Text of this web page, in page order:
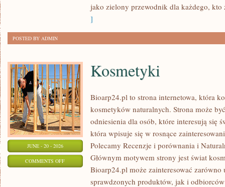
jako zielony przewodnik dla każdego, kto
]
POSTED BY ADMIN
JUNE - 20 - 2026
COMMENTS OFFON
KOSMETYKI
Kosmetyki
Bioarp24.pl to strona internetowa, która
kosmetyków naturalnych. Strona może
odniesienia dla osób, które interesują się
która wpisuje się w rosnące
Polecamy Recenzje i porównania i
Głównym motywem strony jest świat
Bioarp24.pl może zainteresować
sprawdzonych produktów, jak i